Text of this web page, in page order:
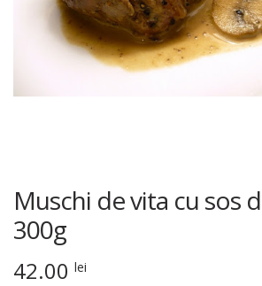
Muschi de vita cu sos
300g
42.00 lei